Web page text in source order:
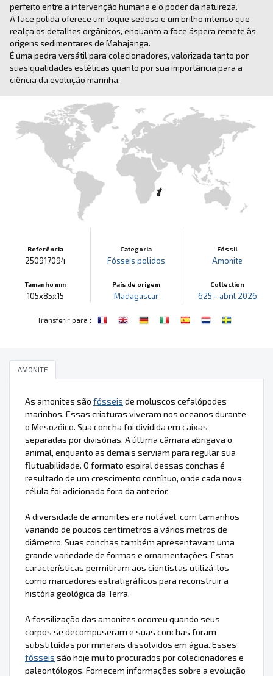
perfeito entre a intervenção humana e o poder da natureza.
A face polida oferece um toque sedoso e um brilho intenso que
realça os detalhes orgânicos, enquanto a face áspera remete às
origens sedimentares de Mahajanga.
É uma pedra versátil para colecionadores, valorizada tanto por
suas qualidades estéticas quanto por sua importância para a
ciência da evolução marinha.
Referência
250917094
Tamanho mm
105x85x15
Categoria
Fósseis polidos
País de origem
Madagascar
Fóssil
Amonite
Collection
625 - abril 2026
Transferir para :
AMONITE
As amonites são fósseis de moluscos cefalópodes
marinhos. Essas criaturas viveram nos oceanos durante
o Mesozóico. Sua concha foi dividida em caixas
separadas por divisórias. A última câmara abrigava o
animal, enquanto as demais serviam para regular sua
flutuabilidade. O formato espiral dessas conchas é
resultado de um crescimento contínuo, onde cada nova
célula foi adicionada fora da anterior.
A diversidade de amonites era notável, com tamanhos
variando de poucos centímetros a vários metros de
diâmetro. Suas conchas também apresentavam uma
grande variedade de formas e ornamentações. Estas
características permitiram aos cientistas utilizá-los
como marcadores estratigráficos para reconstruir a
história geológica da Terra.
A fossilização das amonites ocorreu quando seus
corpos se decompuseram e suas conchas foram
substituídas por minerais dissolvidos em água. Esses
fósseis são hoje muito procurados por colecionadores e
paleontólogos. Fornecem informações sobre a evolução